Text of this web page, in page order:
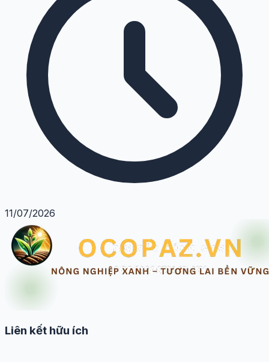
11/07/2026
Liên kết hữu ích